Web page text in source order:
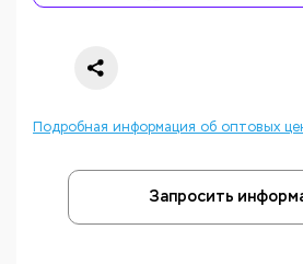
Подробная информация об оптовых
Запросить